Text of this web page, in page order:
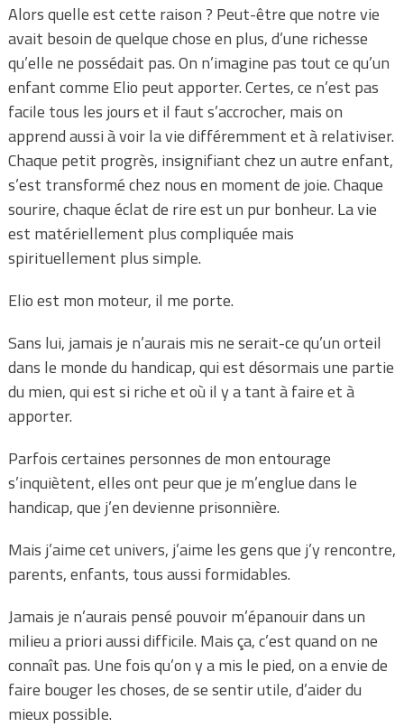
Alors quelle est cette raison ? Peut-être que notre vie
avait besoin de quelque chose en plus, d’une richesse
qu’elle ne possédait pas. On n’imagine pas tout ce qu’un
enfant comme Elio peut apporter. Certes, ce n’est pas
facile tous les jours et il faut s’accrocher, mais on
apprend aussi à voir la vie différemment et à relativiser.
Chaque petit progrès, insignifiant chez un autre enfant,
s’est transformé chez nous en moment de joie. Chaque
sourire, chaque éclat de rire est un pur bonheur. La vie
est matériellement plus compliquée mais
spirituellement plus simple.
Elio est mon moteur, il me porte.
Sans lui, jamais je n’aurais mis ne serait-ce qu’un orteil
dans le monde du handicap, qui est désormais une partie
du mien, qui est si riche et où il y a tant à faire et à
apporter.
Parfois certaines personnes de mon entourage
s’inquiètent, elles ont peur que je m’englue dans le
handicap, que j’en devienne prisonnière.
Mais j’aime cet univers, j’aime les gens que j’y rencontre,
parents, enfants, tous aussi formidables.
Jamais je n’aurais pensé pouvoir m’épanouir dans un
milieu a priori aussi difficile. Mais ça, c’est quand on ne
connaît pas. Une fois qu’on y a mis le pied, on a envie de
faire bouger les choses, de se sentir utile, d’aider du
mieux possible.